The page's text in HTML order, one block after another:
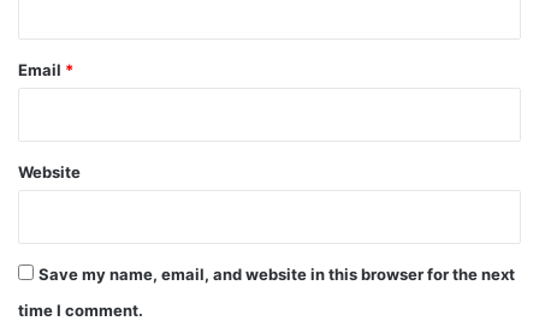
Email *
Website
Save my name, email, and website in this browser for the next
time I comment.